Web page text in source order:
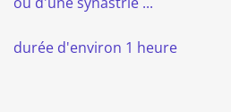
durée d'environ 1 heure